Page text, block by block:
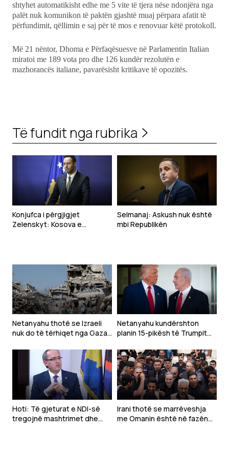
shtyhet automatikisht edhe me 5 vite të tjera nëse ndonjëra nga
palët nuk komunikon të paktën gjashtë muaj përpara afatit të
përfundimit, qëllimin e saj për të mos e renovuar këtë protokoll.
Më 21 nëntor, Dhoma e Përfaqësuesve në Parlamentin Italian
miratoi me 189 vota pro dhe 126 kundër rezolutën e
mazhorancës italiane, pavarësisht kritikave të opozitës.
Të fundit nga rubrika
Konjufca i përgjigjet
Zelenskyt: Kosova e
Selmanaj: Askush nuk është
mbi Republikën
Netanyahu thotë se Izraeli
nuk do të tërhiqet nga Gaza
çarmatoset
Netanyahu kundërshton
planin 15-pikësh të Trumpit
Hoti: Të gjeturat e NDI-së
tregojnë mashtrimet dhe
Irani thotë se marrëveshja
me Omanin është në fazën